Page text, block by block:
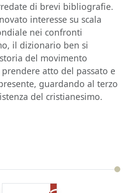
di brevi bibliografie.
interesse su scala
nei confronti
il dizionario ben si
del movimento
atto del passato e
guardando al terzo
del cristianesimo.